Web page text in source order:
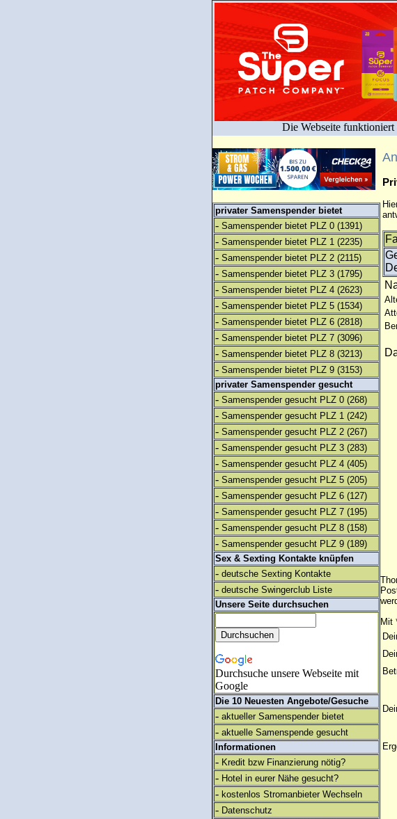
Die Webseite funktioniert
privater Samenspender bietet
- Samenspender bietet PLZ 0 (1391)
- Samenspender bietet PLZ 1 (2235)
- Samenspender bietet PLZ 2 (2115)
- Samenspender bietet PLZ 3 (1795)
- Samenspender bietet PLZ 4 (2623)
- Samenspender bietet PLZ 5 (1534)
- Samenspender bietet PLZ 6 (2818)
- Samenspender bietet PLZ 7 (3096)
- Samenspender bietet PLZ 8 (3213)
- Samenspender bietet PLZ 9 (3153)
privater Samenspender gesucht
- Samenspender gesucht PLZ 0 (268)
- Samenspender gesucht PLZ 1 (242)
- Samenspender gesucht PLZ 2 (267)
- Samenspender gesucht PLZ 3 (283)
- Samenspender gesucht PLZ 4 (405)
- Samenspender gesucht PLZ 5 (205)
- Samenspender gesucht PLZ 6 (127)
- Samenspender gesucht PLZ 7 (195)
- Samenspender gesucht PLZ 8 (158)
- Samenspender gesucht PLZ 9 (189)
Sex & Sexting Kontakte knüpfen
- deutsche Sexting Kontakte
- deutsche Swingerclub Liste
Unsere Seite durchsuchen
Durchsuche unsere Webseite mit
Google
Die 10 Neuesten Angebote/Gesuche
- aktueller Samenspender bietet
- aktuelle Samenspende gesucht
Informationen
- Kredit bzw Finanzierung nötig?
- Hotel in eurer Nähe gesucht?
- kostenlos Stromanbieter Wechseln
- Datenschutz
Mit